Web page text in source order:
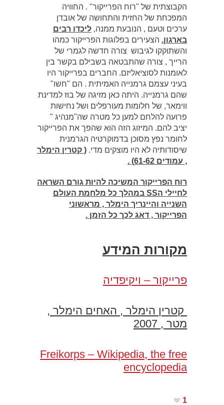
הקבוצתית של "רוח הפרייקור" . החוויה
המפכחת של החזית והתחושה של אובדן
ערכים וטעם , הנובעת ממנה, ליכדו רבים
בארגון. הצעירים בפלוגות הפרייקור כמהו
והשתוקקו לגיבוש צורה חדשה לגמרי של
הרייך , צורה שהתבטאה בשבילם בקשר בין
לאומנות לסוציאליזם. החברים בפרייקור היו
בעיני עצמם גרמנייה האמיתית . הם "חשו"
שהם גרמנייה. היתה כאן מזיגה של בוז למדינת
ווימאר, של חלומות מעורפלים ושל נחישות
פרועה להלחם למען כל מטרה שה"מנהיג "
יציב להם. המיזוג הזה הוא שהפך את הפרייקור
לחומר נפץ מסוכן בדמוקרטיה הגרמנית
שיסודותיה לא היו מוצקים מדי. ( קטרין הימלר
, עמודים 61-62) .
רוח הפרייקור המשיכה להיות גורם השראה
לחיילי הSS במהלך כל מלחמת העולם
השנייה והיינריך הימלר , מראשוני
הפרייקור , דאג לכך כל הזמן .
מקורות המידע
פרייקור – ויקיפדיה
קטרין הימלר , האחים הימלר ,
מטר , 2007
Freikorps – Wikipedia, the free
encyclopedia
1